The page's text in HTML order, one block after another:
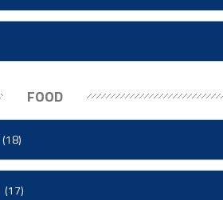
FOOD
(18)
(17)